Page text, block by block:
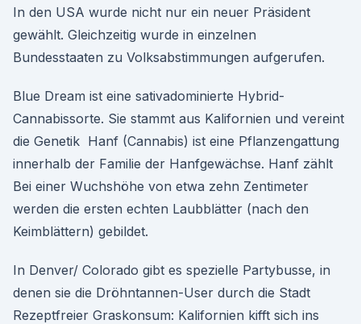
In den USA wurde nicht nur ein neuer Präsident
gewählt. Gleichzeitig wurde in einzelnen
Bundesstaaten zu Volksabstimmungen aufgerufen.
Blue Dream ist eine sativadominierte Hybrid-
Cannabissorte. Sie stammt aus Kalifornien und vereint
die Genetik Hanf (Cannabis) ist eine Pflanzengattung
innerhalb der Familie der Hanfgewächse. Hanf zählt
Bei einer Wuchshöhe von etwa zehn Zentimeter
werden die ersten echten Laubblätter (nach den
Keimblättern) gebildet.
In Denver/ Colorado gibt es spezielle Partybusse, in
denen sie die Dröhntannen-User durch die Stadt
Rezeptfreier Graskonsum: Kalifornien kifft sich ins